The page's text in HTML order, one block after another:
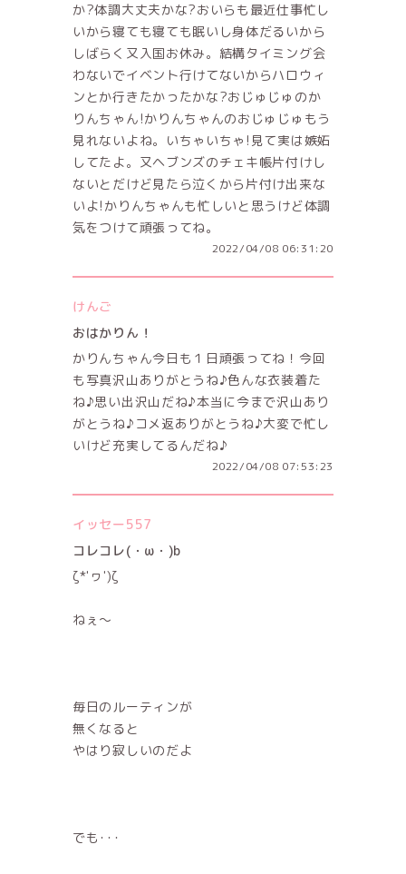
か?体調大丈夫かな?おいらも最近仕事忙し
いから寝ても寝ても眠いし身体だるいから
しばらく又入国お休み。結構タイミング会
わないでイベント行けてないからハロウィ
ンとか行きたかったかな?おじゅじゅのか
りんちゃん!かりんちゃんのおじゅじゅもう
見れないよね。いちゃいちゃ!見て実は嫉妬
してたよ。又ヘブンズのチェキ帳片付けし
ないとだけど見たら泣くから片付け出来な
いよ!かりんちゃんも忙しいと思うけど体調
気をつけて頑張ってね。
2022/04/08 06:31:20
けんご
おはかりん！
かりんちゃん今日も１日頑張ってね！今回
も写真沢山ありがとうね♪色んな衣装着た
ね♪思い出沢山だね♪本当に今まで沢山あり
がとうね♪コメ返ありがとうね♪大変で忙し
いけど充実してるんだね♪
2022/04/08 07:53:23
イッセー557
コレコレ(・ω・)b
ζ*'ヮ')ζ
ねぇ〜
毎日のルーティンが
無くなると
やはり寂しいのだよ
でも･･･